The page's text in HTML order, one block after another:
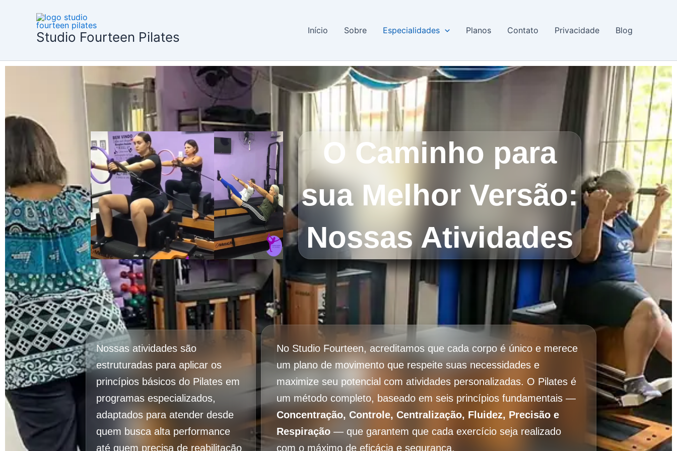
Studio Fourteen Pilates Início Sobre Especialidades Planos Contato Privacidade Blog
O Caminho para
sua Melhor Versão:
Nossas Atividades
Nossas atividades são
estruturadas para aplicar os
princípios básicos do Pilates em
programas especializados,
adaptados para atender desde
quem busca alta performance
até quem precisa de reabilitação
No Studio Fourteen, acreditamos que cada corpo é único e merece
um plano de movimento que respeite suas necessidades e
maximize seu potencial com atividades personalizadas. O Pilates é
um método completo, baseado em seis princípios fundamentais —
Concentração, Controle, Centralização, Fluidez, Precisão e
Respiração — que garantem que cada exercício seja realizado
com o máximo de eficácia e segurança.